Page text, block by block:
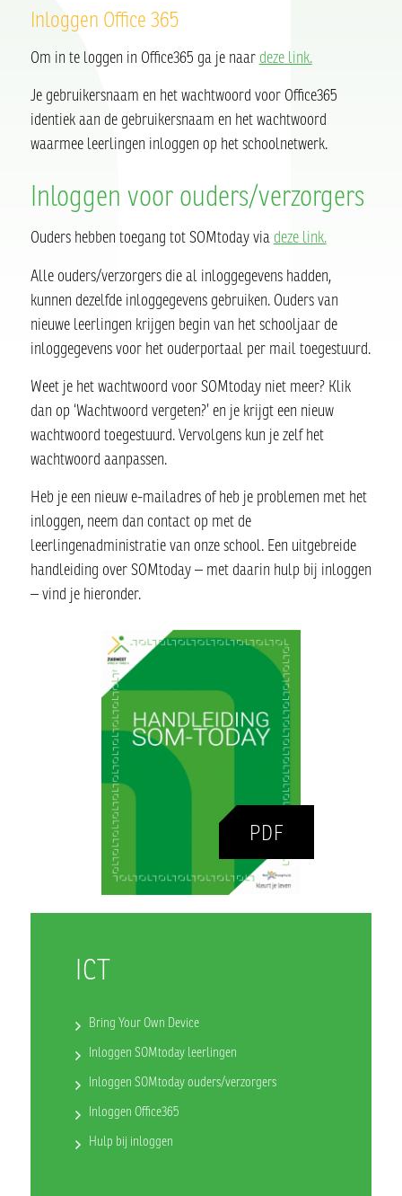
Inloggen Office 365
Om in te loggen in Office365 ga je naar deze link.
Je gebruikersnaam en het wachtwoord voor Office365
identiek aan de gebruikersnaam en het wachtwoord
waarmee leerlingen inloggen op het schoolnetwerk.
Inloggen voor ouders/verzorgers
Ouders hebben toegang tot SOMtoday via deze link.
Alle ouders/verzorgers die al inloggegevens hadden,
kunnen dezelfde inloggegevens gebruiken. Ouders van
nieuwe leerlingen krijgen begin van het schooljaar de
inloggegevens voor het ouderportaal per mail toegestuurd.
Weet je het wachtwoord voor SOMtoday niet meer? Klik
dan op ‘Wachtwoord vergeten?’ en je krijgt een nieuw
wachtwoord toegestuurd. Vervolgens kun je zelf het
wachtwoord aanpassen.
Heb je een nieuw e-mailadres of heb je problemen met het
inloggen, neem dan contact op met de
leerlingenadministratie van onze school. Een uitgebreide
handleiding over SOMtoday – met daarin hulp bij inloggen
– vind je hieronder.
ICT
Bring Your Own Device
Inloggen SOMtoday leerlingen
Inloggen SOMtoday ouders/verzorgers
Inloggen Office365
Hulp bij inloggen